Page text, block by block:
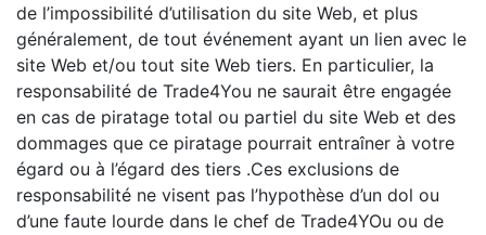
de l’impossibilité d’utilisation du site Web, et plus
généralement, de tout événement ayant un lien avec le
site Web et/ou tout site Web tiers. En particulier, la
responsabilité de Trade4You ne saurait être engagée
en cas de piratage total ou partiel du site Web et des
dommages que ce piratage pourrait entraîner à votre
égard ou à l’égard des tiers .Ces exclusions de
responsabilité ne visent pas l’hypothèse d’un dol ou
d’une faute lourde dans le chef de Trade4YOu ou de